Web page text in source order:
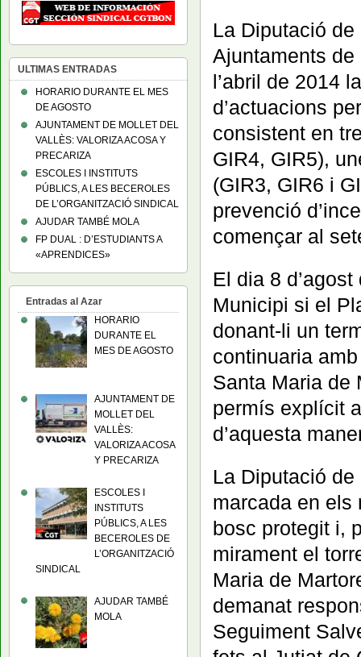
La Diputació
Ajuntaments
l’abril de 2014
d’actuacions
consistent en
GIR4, GIR5),
(GIR3, GIR6 i
prevenció
començar al
El dia 8
Municipi si el
donant-li un
continuaria
Santa Maria de
permís explícit
d’aquesta
La Diputació
marcada en els
bosc protegit i,
mirament el
Maria de
demanat
Seguiment
ULTIMAS ENTRADAS
HORARIO DURANTE EL MES
DE AGOSTO
AJUNTAMENT DE MOLLET DEL
VALLÈS: VALORIZA ACOSA Y
PRECARIZA
ESCOLES I INSTITUTS
PÚBLICS, A LES BECEROLES
DE L’ORGANITZACIÓ SINDICAL
AJUDAR TAMBÉ MOLA
FP DUAL : D’ESTUDIANTS A
«APRENDICES»
Entradas al Azar
HORARIO
DURANTE EL
MES DE AGOSTO
AJUNTAMENT DE
MOLLET DEL
VALLÈS:
VALORIZA ACOSA
Y PRECARIZA
ESCOLES I
INSTITUTS
PÚBLICS, A LES
BECEROLES DE
L’ORGANITZACIÓ
SINDICAL
AJUDAR TAMBÉ
MOLA